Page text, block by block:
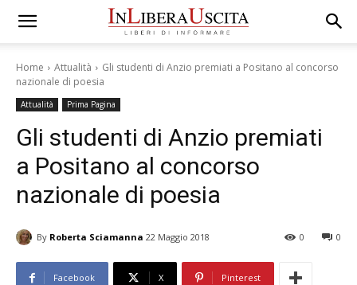
Home Attualità
Gli studenti di Anzio premiati a Positano al concorso
nazionale di poesia
Attualità Prima Pagina
Gli studenti di Anzio premiati
a Positano al concorso
nazionale di poesia
By Roberta Sciamanna 22 Maggio 2018 0
0
Facebook X Pinterest